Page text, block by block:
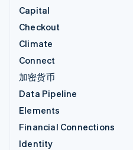
Capital
Checkout
Climate
Connect
加密货币
Data Pipeline
Elements
Financial Connections
Identity